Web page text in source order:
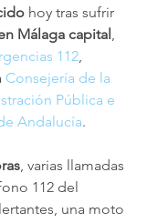
hoy tras sufrir
Málaga capital ,
112,
Consejería de la
Pública e
Andalucía.
, varias llamadas
112 del
una moto